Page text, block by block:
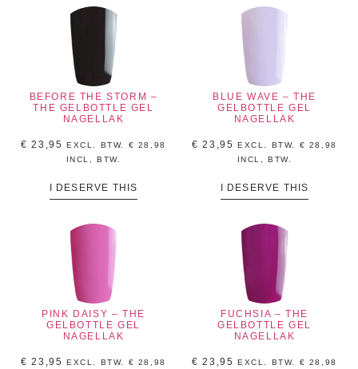
BEFORE THE STORM –
THE GELBOTTLE GEL
NAGELLAK
€ 23,95 EXCL. BTW. € 28,98
INCL, BTW.
I DESERVE THIS
BLUE WAVE – THE
GELBOTTLE GEL
NAGELLAK
€ 23,95 EXCL. BTW. € 28,98
INCL, BTW.
I DESERVE THIS
PINK DAISY – THE
GELBOTTLE GEL
NAGELLAK
€ 23,95 EXCL. BTW. € 28,98
FUCHSIA – THE
GELBOTTLE GEL
NAGELLAK
€ 23,95 EXCL. BTW. € 28,98